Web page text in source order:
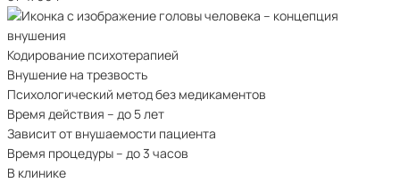
Кодирование психотерапией
Внушение на трезвость
Психологический метод без медикаментов
Время действия – до 5 лет
Зависит от внушаемости пациента
Время процедуры – до 3 часов
В клинике